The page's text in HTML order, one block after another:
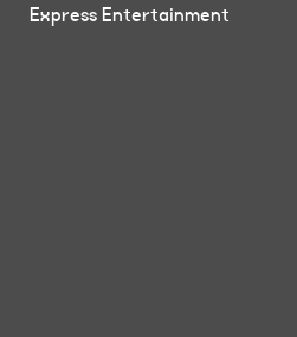
Express Entertainment